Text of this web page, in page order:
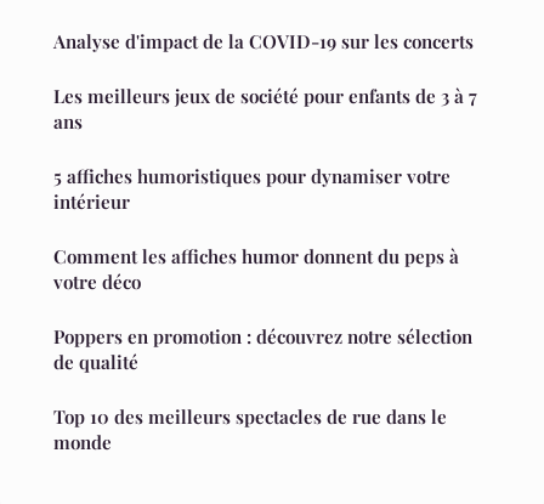
Analyse d'impact de la COVID-19 sur les concerts
Les meilleurs jeux de société pour enfants de 3 à 7
ans
5 affiches humoristiques pour dynamiser votre
intérieur
Comment les affiches humor donnent du peps à
votre déco
Poppers en promotion : découvrez notre sélection
de qualité
Top 10 des meilleurs spectacles de rue dans le
monde